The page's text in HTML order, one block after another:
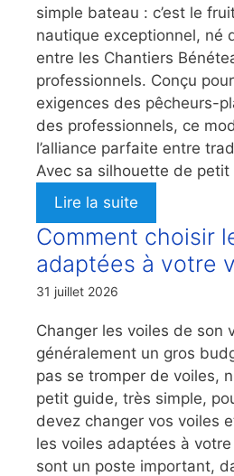
simple bateau : c’est le
nautique exceptionnel, né
entre les Chantiers
professionnels. Conçu
exigences des pêcheurs-
des professionnels, ce
l’alliance parfaite entre
Avec sa silhouette de petit
Lire la suite
Comment choisir
adaptées à votre
31 juillet 2026
Changer les voiles de son
généralement un gros
pas se tromper de voiles,
petit guide, très simple,
devez changer vos voiles
les voiles adaptées à
sont un poste important,